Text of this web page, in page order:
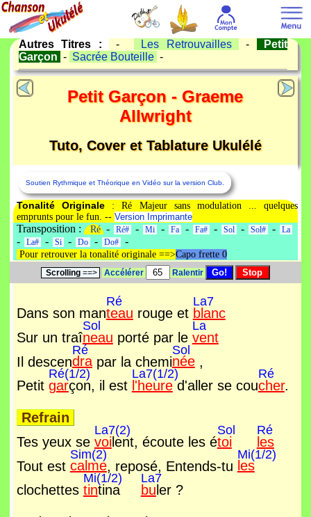
Autres Titres : - Les Retrouvailles -
Petit
Garçon - Sacrée Bouteille -
Petit Garçon - Graeme
Allwright
Tuto, Cover et Tablature Ukulélé
Soutien Rythmique et Théorique en Vidéo sur la version Club.
Tonalité Originale: Ré Majeur sans modulation ... quelques
emprunts pour le fun. -- Version Imprimante
Transposition : Ré- Ré# - Mi - Fa - Fa# - Sol - Sol# - La
- La# - Si - Do - Do# -
Pour retrouver la tonalité originale ==>Capo frette 0
Scrolling ==> Accélérer Ralentir
Dans son man
Ré
teau rouge et
La7
blanc
Sur un traî
Sol
neau porté par le
La
vent
Il descen
Ré
drapar la chemi
Sol
née,
Petit
Ré(1/2)
garçon, il est
La7(1/2)
l'heured'aller se cou
Ré
cher.
Refrain
Tes yeux se
La7(2)
voilent, écoute les é
Sol
toi
Ré
les
Tout est
Sim(2)
calme, reposé, Entends-tu
Mi(1/2)
les
clochettes
Mi(1/2)
tintina
La7
bu ler ?